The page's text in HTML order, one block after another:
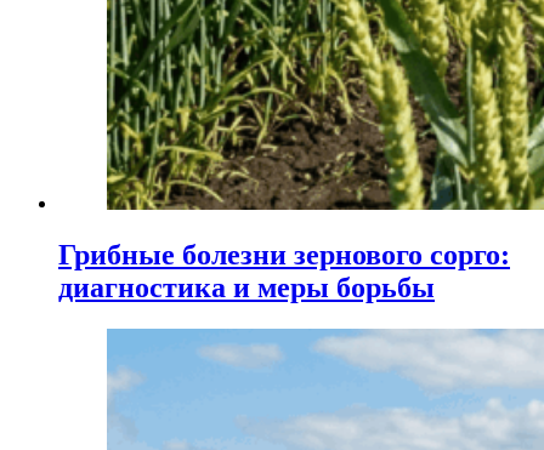
Грибные болезни зернового сорго:
диагностика и меры борьбы